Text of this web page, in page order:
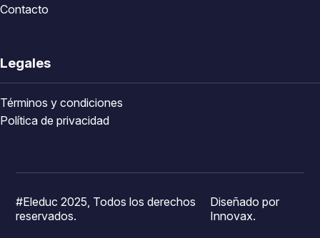
Contacto
Legales
Términos y condiciones
Política de privacidad
#Eleduc 2025, Todos los derechos
reservados.
Diseñado por
Innovax.